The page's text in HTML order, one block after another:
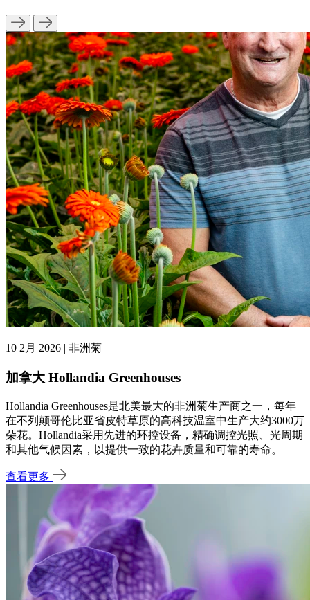
10 2月 2026 | 非洲菊
加拿大 Hollandia Greenhouses
Hollandia Greenhouses是北美最大的非洲菊生产商之一，每年
在不列颠哥伦比亚省皮特草原的高科技温室中生产大约3000万
朵花。Hollandia采用先进的环控设备，精确调控光照、光周期
和其他气候因素，以提供一致的花卉质量和可靠的寿命。
查看更多